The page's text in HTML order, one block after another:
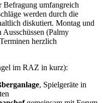
Befragung umfangreich
werden durch die
diskutiert. Montag und
(Palmy
herzlich
im RAZ in kurz):
, Spielgeräte in